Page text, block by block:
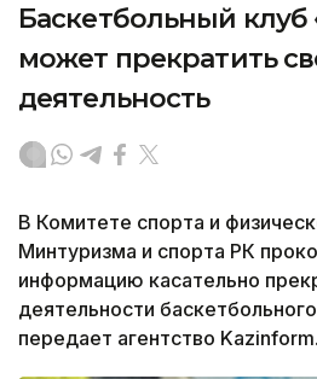
Баскетбольный клуб
может прекратить
деятельность
В Комитете спорта и
Минтуризма и спорта РК
информацию касательно
деятельности
передает агентство Kazinform.